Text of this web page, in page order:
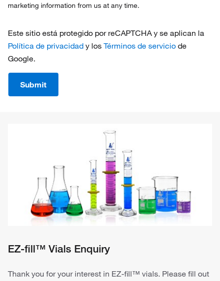
marketing information from us at any time.
Este sitio está protegido por reCAPTCHA y se aplican la
Política de privacidad y los Términos de servicio de
Google.
Submit
EZ-fill™ Vials Enquiry
Thank you for your interest in EZ-fill™ vials. Please fill out